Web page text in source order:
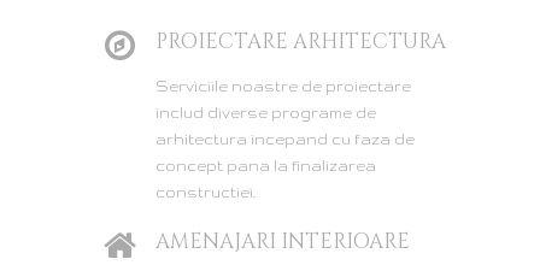
PROIECTARE ARHITECTURA
Serviciile noastre de proiectare
includ diverse programe de
arhitectura incepand cu faza de
concept pana la finalizarea
constructiei.
AMENAJARI INTERIOARE